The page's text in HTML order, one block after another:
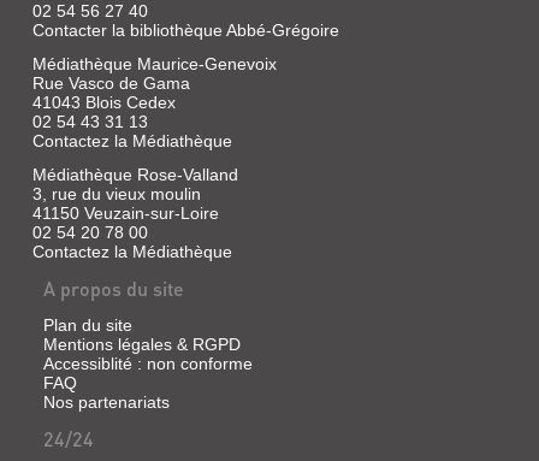
Presse
Saint-
Cricq,
Olivier
La
république
du
Centre
Ouest,
DESTINATION
LOIR-
ET-
CHER
02 54 56 27 40
Contacter la bibliothèque Abbé-Grégoire
Médiathèque Maurice-Genevoix
Rue Vasco de Gama
41043 Blois Cedex
02 54 43 31 13
Contactez la Médiathèque
Médiathèque Rose-Valland
3, rue du vieux moulin
41150 Veuzain-sur-Loire
02 54 20 78 00
Contactez la Médiathèque
A propos du site
Plan du site
Mentions légales & RGPD
Accessiblité : non conforme
FAQ
Nos partenariats
24/24